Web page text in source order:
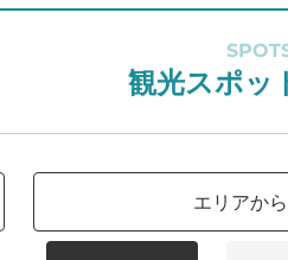
観光スポッ
エリアか